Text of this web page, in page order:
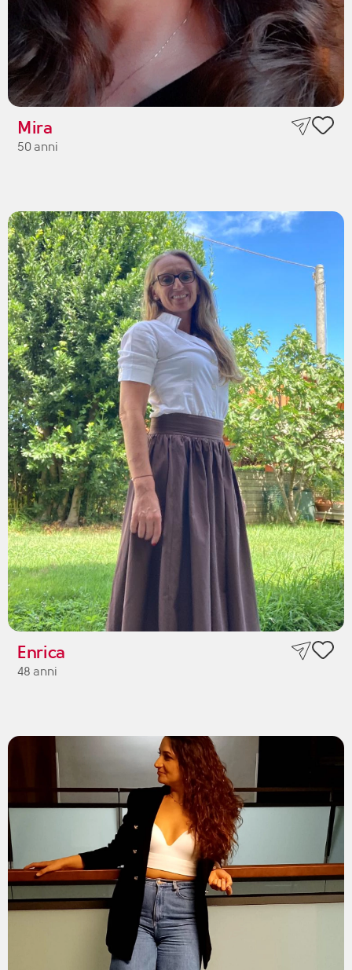
Mira
50 anni
Enrica
48 anni